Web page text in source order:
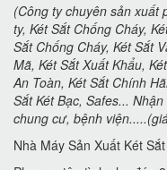
(Công ty chuyên sản xuất
ty, Két Sắt Chống Cháy,
Sắt Chống Cháy, Két Sắt
Mã, Két Sắt Xuất Khẩu,
An Toàn, Két Sắt Chính
Sắt Két Bạc, Safes...
chung cư, bệnh
Nhà Máy Sản Xuất Két